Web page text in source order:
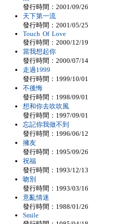
發行時間：2001/09/26
天下第一流
發行時間：2001/05/25
Touch Of Love
發行時間：2000/12/19
當我想起你
發行時間：2000/07/14
走過1999
發行時間：1999/10/01
不後悔
發行時間：1998/09/01
想和你去吹吹風
發行時間：1997/09/01
忘記你我做不到
發行時間：1996/06/12
擁友
發行時間：1995/09/26
祝福
發行時間：1993/12/13
吻別
發行時間：1993/03/16
意亂情迷
發行時間：1988/01/26
Smile